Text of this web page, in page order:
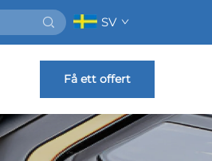
SV
Få ett offert